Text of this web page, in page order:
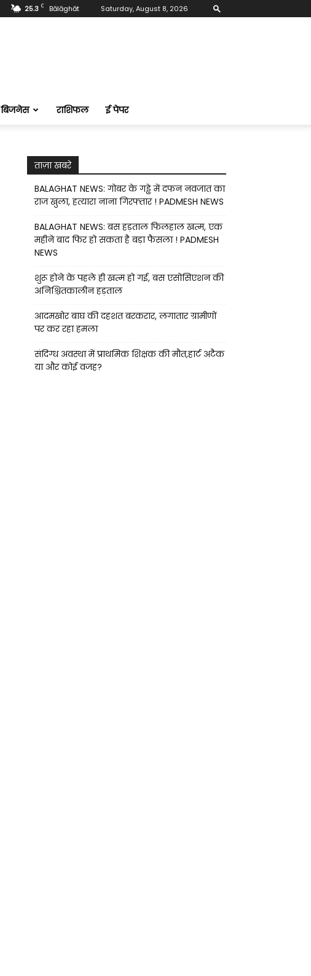
25.3 C Bālāghāt Saturday, August 8, 2026
बिजनेस राशिफल ई पेपर
ताज़ा खबरे
BALAGHAT NEWS: गोबर के गड्ढे में दफन नवजात का
राज खुला, हत्यारा नाना गिरफ्तार ! PADMESH NEWS
BALAGHAT NEWS: बस हड़ताल फिलहाल खत्म, एक
महीने बाद फिर हो सकता है बड़ा फैसला ! PADMESH
NEWS
शुरू होने के पहले ही खत्म हो गई, बस एसोसिएशन की
अनिश्चितकालीन हड़ताल
आदमखोर बाघ की दहशत बरकरार, लगातार ग्रामीणों
पर कर रहा हमला
संदिग्ध अवस्था में प्राथमिक शिक्षक की मौत,हार्ट अटैक
या और कोई वजह?